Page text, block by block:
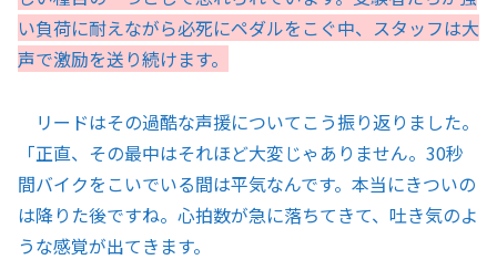
い負荷に耐えながら必死にペダルをこぐ中、スタッフは大
声で激励を送り続けます。
リードはその過酷な声援についてこう振り返りました。
「正直、その最中はそれほど大変じゃありません。30秒
間バイクをこいでいる間は平気なんです。本当にきついの
は降りた後ですね。心拍数が急に落ちてきて、吐き気のよ
うな感覚が出てきます。